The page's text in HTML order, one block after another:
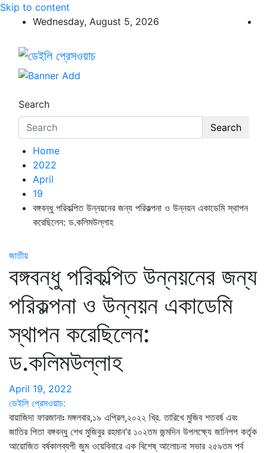
Skip to content
Wednesday, August 5, 2026
ডেইলি প্রেসওয়াচ
ডেইলি প্রেসওয়াচ মুক্তিযুদ্ধের চেতনায় উদ্বুদ্ধ মুখপত্র
Search
Search
Home
2022
April
19
বঙ্গবন্ধু পরিকল্পিত উন্নয়নের জন্য পরিকল্পনা ও উন্নয়ন একাডেমি স্থাপন
করেছিলেন: ড.কলিমউল্লাহ
জাতীয়
বঙ্গবন্ধু পরিকল্পিত উন্নয়নের জন্য
পরিকল্পনা ও উন্নয়ন একাডেমি
স্থাপন করেছিলেন:
ড.কলিমউল্লাহ
April 19, 2022
ডেইলি প্রেসওয়াচ:
বায়াজিদা ফারজানাঃ মঙ্গলবার,১৯ এপ্রিল,২০২২ খ্রি. তারিখে মুজিব শতবর্ষ এবং
জাতির পিতা বঙ্গবন্ধু শেখ মুজিবুর রহমান’র ১০২তম জন্মদিন উপলক্ষ্যে জানিপপ কর্তৃক
আয়োজিত বর্ষকালব্যপী জুম ওয়েবিনারে এক বিশেষ্ আলোচনা সভার ২৫৯তম পর্ব